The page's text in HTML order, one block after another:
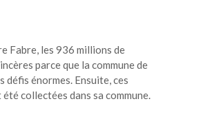
Fabre, les 936 millions de
parce que la commune de
défis énormes. Ensuite, ces
collectées dans sa commune.